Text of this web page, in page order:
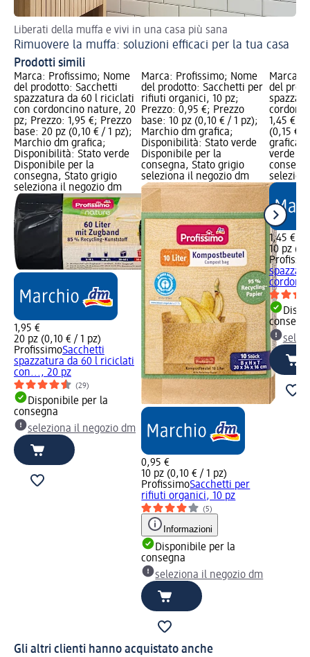
Liberati della muffa e vivi in una casa più sana
Rimuovere la muffa: soluzioni efficaci per la tua casa
Prodotti simili
Marca: Profissimo; Nome
del prodotto: Sacchetti
spazzatura da 60 l riciclati
con cordoncino nature, 20
pz; Prezzo: 1,95 €; Prezzo
base: 20 pz (0,10 € / 1 pz);
Marchio dm grafica;
Disponibilità: Stato verde
Disponibile per la
consegna, Stato grigio
seleziona il negozio dm
1,95 €
20 pz (0,10 € / 1 pz)
ProfissimoSacchetti
spazzatura da 60 l riciclati
con..., 20 pz
(29)
Disponibile per la
consegna
seleziona il negozio dm
Marca: Profissimo; Nome
del prodotto: Sacchetti per
rifiuti organici, 10 pz;
Prezzo: 0,95 €; Prezzo
base: 10 pz (0,10 € / 1 pz);
Marchio dm grafica;
Disponibilità: Stato verde
Disponibile per la
consegna, Stato grigio
seleziona il negozio dm
0,95 €
10 pz (0,10 € / 1 pz)
ProfissimoSacchetti per
rifiuti organici, 10 pz
(5)
Informazioni
Disponibile per la
consegna
seleziona il negozio dm
Marca:
del
1,45 €;
(0,15 € /
grafica;
verde
1,45 €
10 pz
Gli altri clienti hanno acquistato anche